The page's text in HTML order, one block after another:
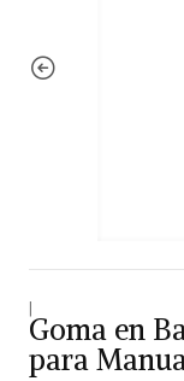
|
Goma en
para